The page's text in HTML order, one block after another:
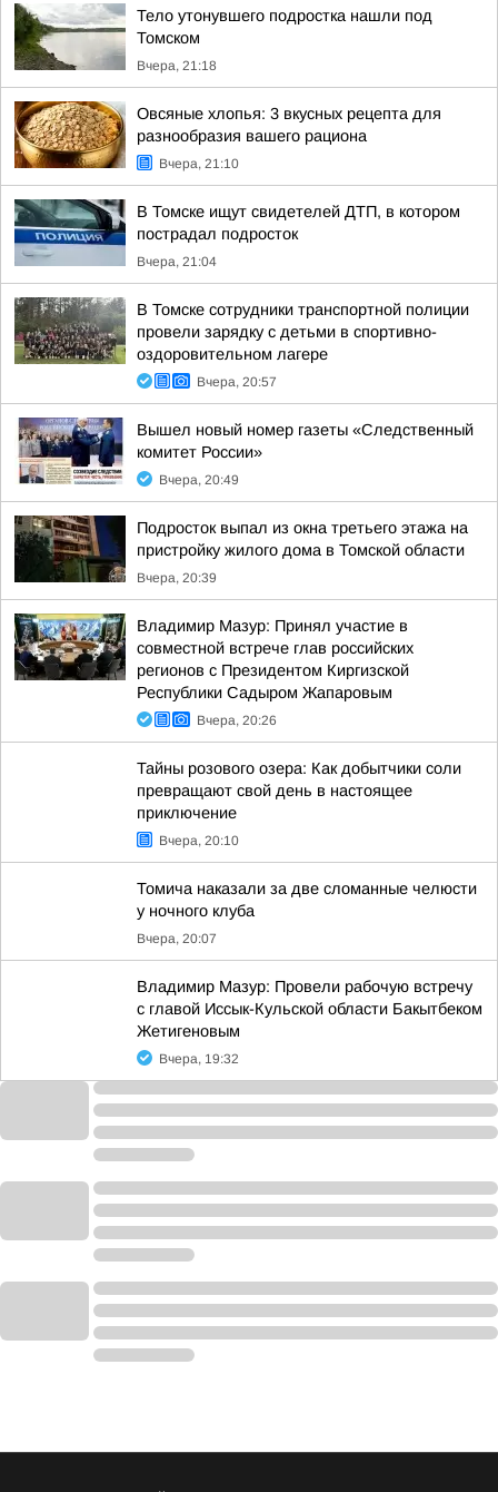
Тело утонувшего подростка нашли под
Томском
Вчера, 21:18
Овсяные хлопья: 3 вкусных рецепта для
разнообразия вашего рациона
Вчера, 21:10
В Томске ищут свидетелей ДТП, в котором
пострадал подросток
Вчера, 21:04
В Томске сотрудники транспортной полиции
провели зарядку с детьми в спортивно-
оздоровительном лагере
Вчера, 20:57
Вышел новый номер газеты «Следственный
комитет России»
Вчера, 20:49
Подросток выпал из окна третьего этажа на
пристройку жилого дома в Томской области
Вчера, 20:39
Владимир Мазур: Принял участие в
совместной встрече глав российских
регионов с Президентом Киргизской
Республики Садыром Жапаровым
Вчера, 20:26
Тайны розового озера: Как добытчики соли
превращают свой день в настоящее
приключение
Вчера, 20:10
Томича наказали за две сломанные челюсти
у ночного клуба
Вчера, 20:07
Владимир Мазур: Провели рабочую встречу
с главой Иссык-Кульской области Бакытбеком
Жетигеновым
Вчера, 19:32